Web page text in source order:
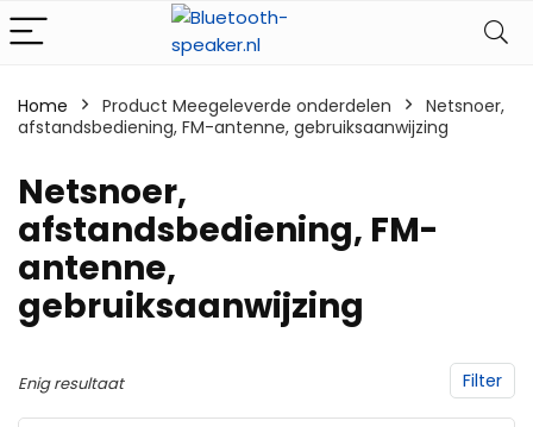
Home Product Meegeleverde onderdelen
‎Netsnoer,
afstandsbediening, FM-antenne, gebruiksaanwijzing
‎Netsnoer,
afstandsbediening, FM-
antenne,
gebruiksaanwijzing
Filter
Enig resultaat